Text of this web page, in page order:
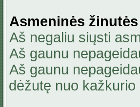
Asmeninės žinutės
Aš negaliu siųsti
Aš gaunu
Aš gaunu
dėžutę nuo